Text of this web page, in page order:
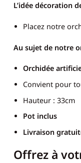
L’idée décoration
Placez notre
Au sujet de notre
Orchidée
Convient pour
Hauteur : 33cm
Pot inclus
Livraison
Offrez à